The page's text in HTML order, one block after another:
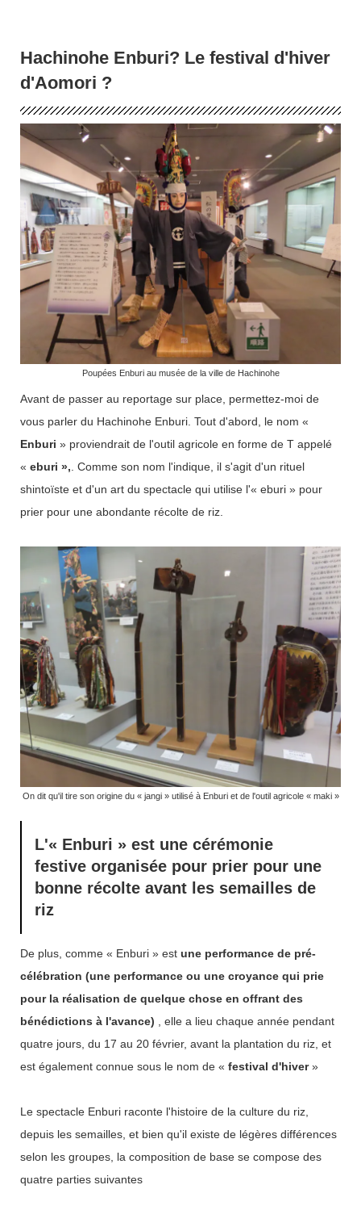
Hachinohe Enburi? Le festival d'hiver
d'Aomori ?
Poupées Enburi au musée de la ville de Hachinohe
Avant de passer au reportage sur place, permettez-moi de
vous parler du Hachinohe Enburi. Tout d'abord, le nom «
Enburi » proviendrait de l'outil agricole en forme de T appelé
« eburi », . Comme son nom l'indique, il s'agit d'un rituel
shintoïste et d'un art du spectacle qui utilise l'« eburi » pour
prier pour une abondante récolte de riz.
On dit qu'il tire son origine du « jangi » utilisé à Enburi et de l'outil agricole « maki »
L'« Enburi » est une cérémonie
festive organisée pour prier pour une
bonne récolte avant les semailles de
riz
De plus, comme « Enburi » est une performance de pré-
célébration (une performance ou une croyance qui prie
pour la réalisation de quelque chose en offrant des
bénédictions à l'avance) , elle a lieu chaque année pendant
quatre jours, du 17 au 20 février, avant la plantation du riz, et
est également connue sous le nom de « festival d'hiver»
Le spectacle Enburi raconte l'histoire de la culture du riz,
depuis les semailles, et bien qu'il existe de légères différences
selon les groupes, la composition de base se compose des
quatre parties suivantes